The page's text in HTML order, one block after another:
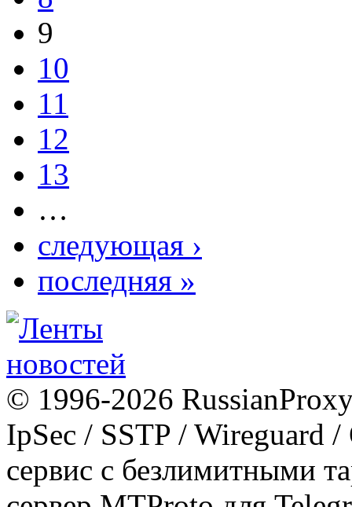
9
10
11
12
13
…
следующая ›
последняя »
© 1996-2026
IpSec / SSTP / Wireguard
сервис с безлимитными